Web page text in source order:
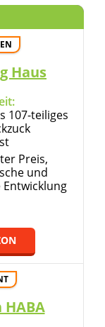
Haus
107-teiliges
Preis,
und